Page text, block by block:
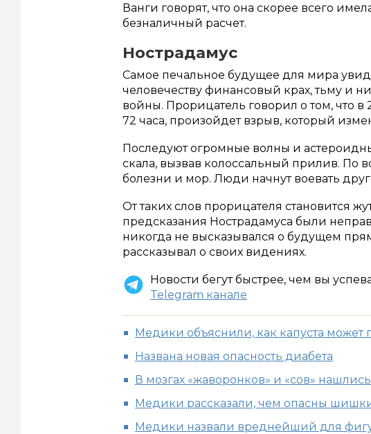
Ванги говорят, что она скорее всего
безналичный расчет.
Нострадамус
Самое печальное будущее для мира
человечеству финансовый крах, тьму и
войны. Прорицатель говорил о том, что
72 часа, произойдет взрыв, который
Последуют огромные волны и
скала, вызвав колоссальный прилив. По
болезни и мор. Люди начнут воевать
От таких слов прорицателя становится
предсказания Нострадамуса были
никогда не высказывался о будущем
рассказывал о своих видениях.
Новости бегут быстрее, чем вы
Telegram канале
Медики объяснили, как капуста может
Названа новая опасность диабета
В мозгах «жаворонков» и «сов»
Медики рассказали, чем опасны
Медики назвали вреднейший для